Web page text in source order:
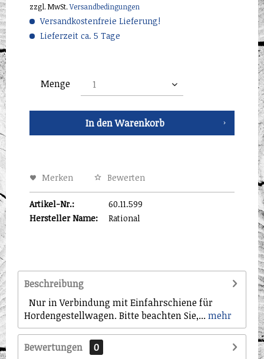
zzgl. MwSt.Versandbedingungen
Versandkostenfreie Lieferung!
Lieferzeit ca. 5 Tage
Menge
In denWarenkorb
Merken Bewerten
Artikel-Nr.:
60.11.599
Hersteller Name:
Rational
Beschreibung
Nur in Verbindung mit Einfahrschiene für
Hordengestellwagen. Bitte beachten Sie,...mehr
Bewertungen
0